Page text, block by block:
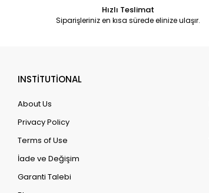
Hızlı Teslimat
Siparişleriniz en kısa sürede elinize ulaşır.
INSTİTUTİONAL
About Us
Privacy Policy
Terms of Use
İade ve Değişim
Garanti Talebi